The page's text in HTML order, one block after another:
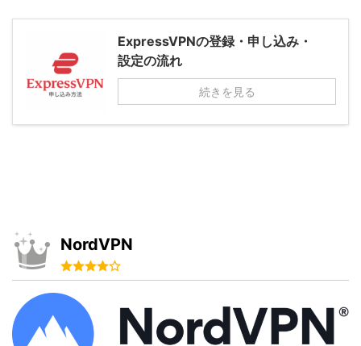
ExpressVPNの登録・申し込み・
設定の流れ
続きを見る
NordVPN